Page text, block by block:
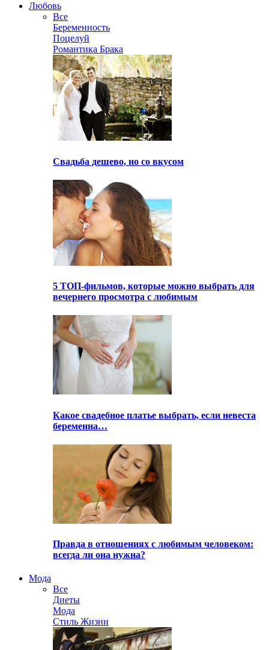
Любовь
Все
Беременность
Поцелуй
Романтика Брака
Свадьба дешево, но со вкусом
5 ТОП-фильмов, которые можно выбрать для
вечернего просмотра с любимым
Какое свадебное платье выбрать, если невеста
беременна…
Правда в отношениях с любимым человеком:
всегда ли она нужна?
Мода
Все
Диеты
Мода
Стиль Жизни